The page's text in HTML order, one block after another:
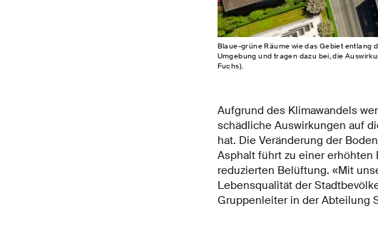
Blaue-grüne Räume wie das Gebiet entlang
Umgebung und tragen dazu bei, die
Fuchs).
Aufgrund des Klimawandels
schädliche Auswirkungen auf
hat. Die Veränderung der
Asphalt führt zu einer
reduzierten Belüftung. «Mit
Lebensqualität der
Gruppenleiter in der Abteilung